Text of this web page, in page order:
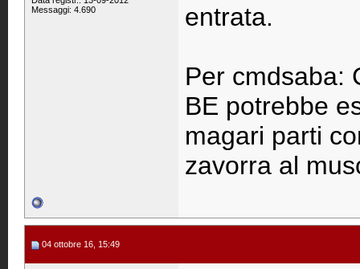
Messaggi: 4.690
entrata.
Per cmdsaba:
BE potrebbe
magari parti
zavorra al
04 ottobre 16, 15:49